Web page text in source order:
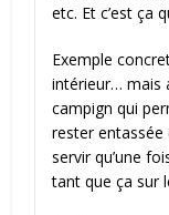
etc. Et c’est ça
Exemple
intérieur… mais
campign qui
rester entassée
servir qu’une
tant que ça sur